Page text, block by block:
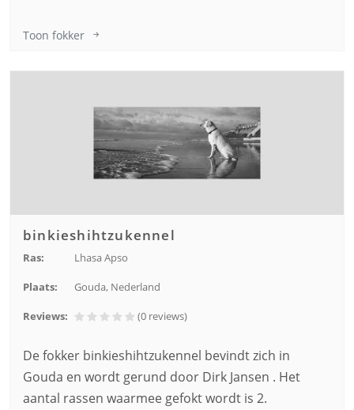
Toon fokker
binkieshihtzukennel
Ras: Lhasa Apso
Plaats: Gouda, Nederland
Reviews: (0 reviews)
De fokker binkieshihtzukennel bevindt zich in
Gouda en wordt gerund door Dirk Jansen . Het
aantal rassen waarmee gefokt wordt is 2.